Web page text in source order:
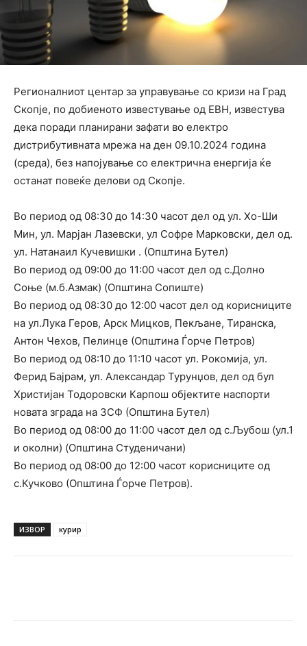
Регионалниот центар за управување со кризи на Град
Скопје, по добиеното известување од ЕВН, известува
дека поради планирани зафати во електро
дистрибутивната мрежа на ден 09.10.2024 година
(среда), без напојување со електрична енергија ќе
останат повеќе делови од Скопје.
Во период од 08:30 до 14:30 часот дел од ул. Хо-Ши
Мин, ул. Марјан Лазевски, ул Софре Марковски, дел од.
ул. Натанаил Кучевишки . (Општина Бутел)
Во период од 09:00 до 11:00 часот дел од с.Долно
Соње (м.б.Азмак) (Општина Сопиште)
Во период од 08:30 до 12:00 часот дел од корисниците
на ул.Лука Геров, Арск Мицков, Пекљане, Тиранска,
Антон Чехов, Пелинце (Општина Ѓорче Петров)
Во период од 08:10 до 11:10 часот ул. Рокомија, ул.
Ферид Бајрам, ул. Александар Турунџов, дел од бул
Христијан Тодоровски Карпош објектите наспорти
новата зграда на ЗСФ (Општина Бутел)
Во период од 08:00 до 11:00 часот дел од с.Љубош (ул.1
и околни) (Општина Студеничани)
Во период од 08:00 до 12:00 часот корисниците од
с.Кучково (Општина Ѓорче Петров).
ИЗВОР курир